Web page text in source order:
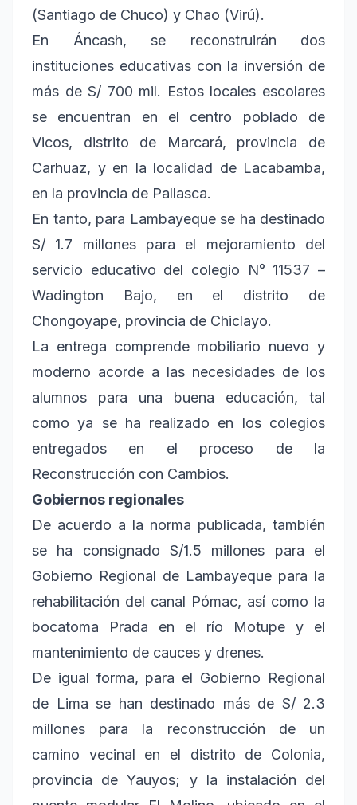
(Santiago de Chuco) y Chao (Virú).
En Áncash, se reconstruirán dos
instituciones educativas con la inversión de
más de S/ 700 mil. Estos locales escolares
se encuentran en el centro poblado de
Vicos, distrito de Marcará, provincia de
Carhuaz, y en la localidad de Lacabamba,
en la provincia de Pallasca.
En tanto, para Lambayeque se ha destinado
S/ 1.7 millones para el mejoramiento del
servicio educativo del colegio N° 11537 –
Wadington Bajo, en el distrito de
Chongoyape, provincia de Chiclayo.
La entrega comprende mobiliario nuevo y
moderno acorde a las necesidades de los
alumnos para una buena educación, tal
como ya se ha realizado en los colegios
entregados en el proceso de la
Reconstrucción con Cambios.
Gobiernos regionales
De acuerdo a la norma publicada, también
se ha consignado S/1.5 millones para el
Gobierno Regional de Lambayeque para la
rehabilitación del canal Pómac, así como la
bocatoma Prada en el río Motupe y el
mantenimiento de cauces y drenes.
De igual forma, para el Gobierno Regional
de Lima se han destinado más de S/ 2.3
millones para la reconstrucción de un
camino vecinal en el distrito de Colonia,
provincia de Yauyos; y la instalación del